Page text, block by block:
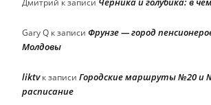
Дмитрий к записи
Gary Q к записи Фрунзе — город
Молдовы
liktvк записи Городские маршруты №20 и
расписание